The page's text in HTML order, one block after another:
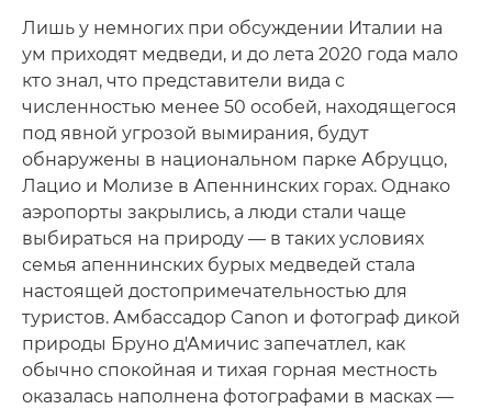
Лишь у немногих при обсуждении Италии на
ум приходят медведи, и до лета 2020 года мало
кто знал, что представители вида с
численностью менее 50 особей, находящегося
под явной угрозой вымирания, будут
обнаружены в национальном парке Абруццо,
Лацио и Молизе в Апеннинских горах. Однако
аэропорты закрылись, а люди стали чаще
выбираться на природу — в таких условиях
семья апеннинских бурых медведей стала
настоящей достопримечательностью для
туристов. Амбассадор Canon и фотограф дикой
природы Бруно д'Амичис запечатлел, как
обычно спокойная и тихая горная местность
оказалась наполнена фотографами в масках —